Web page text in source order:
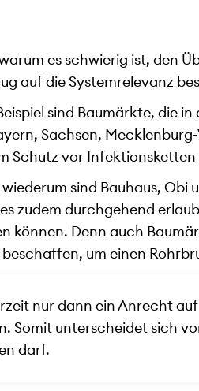
es schwierig ist, den
auf die Systemrelevanz
sind Baumärkte, die
Sachsen,
Schutz vor
sind Bauhaus,
zudem durchgehend
können. Denn auch
um einen
nur dann ein Anrecht
Somit unterscheidet sich
darf.